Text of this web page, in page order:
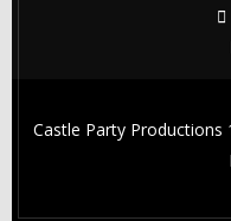
Castle Party Productions